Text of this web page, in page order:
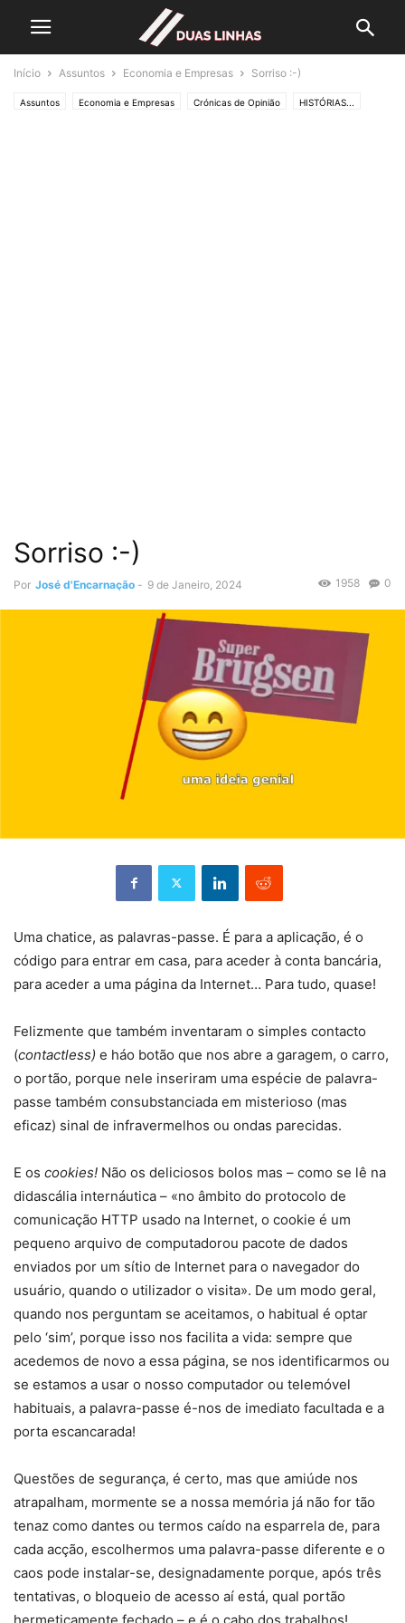
Início Assuntos Economia e Empresas Sorriso :-)
Assuntos Economia e Empresas Crónicas de Opinião HISTÓRIAS...
Sorriso :-)
Por José d'Encarnação - 9 de Janeiro, 2024 0
1958
Uma chatice, as palavras-passe. É para a aplicação, é o
código para entrar em casa, para aceder à conta bancária,
para aceder a uma página da Internet… Para tudo, quase!
Felizmente que também inventaram o simples contacto
(contactless) e háo botão que nos abre a garagem, o carro,
o portão, porque nele inseriram uma espécie de palavra-
passe também consubstanciada em misterioso (mas
eficaz) sinal de infravermelhos ou ondas parecidas.
E os cookies! Não os deliciosos bolos mas – como se lê na
didascália internáutica – «no âmbito do protocolo de
comunicação HTTP usado na Internet, o cookie é um
pequeno arquivo de computadorou pacote de dados
enviados por um sítio de Internet para o navegador do
usuário, quando o utilizador o visita». De um modo geral,
quando nos perguntam se aceitamos, o habitual é optar
pelo ‘sim’, porque isso nos facilita a vida: sempre que
acedemos de novo a essa página, se nos identificarmos ou
se estamos a usar o nosso computador ou telemóvel
habituais, a palavra-passe é-nos de imediato facultada e a
porta escancarada!
Questões de segurança, é certo, mas que amiúde nos
atrapalham, mormente se a nossa memória já não for tão
tenaz como dantes ou termos caído na esparrela de, para
cada acção, escolhermos uma palavra-passe diferente e o
caos pode instalar-se, designadamente porque, após três
tentativas, o bloqueio de acesso aí está, qual portão
hermeticamente fechado – e é o cabo dos trabalhos!